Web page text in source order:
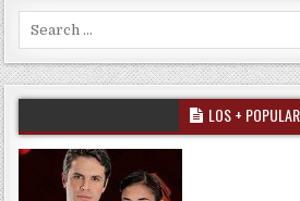
LOS + POPULAR